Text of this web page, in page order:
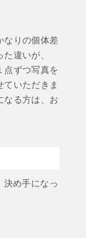
なりの個体差
違いが、
点ずつ写真を
いただきま
なる方は、お
決め手になっ